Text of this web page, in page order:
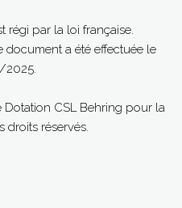
régi par la loi française.
document a été effectuée le
2025.
CSL Behring pour la
droits réservés.